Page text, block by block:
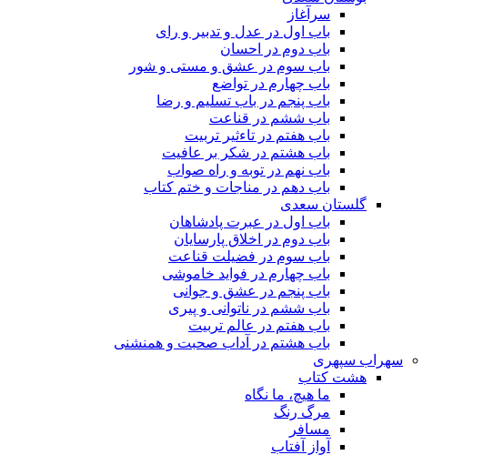
سرآغاز
باب اول در عدل و تدبیر و رای
باب دوم در احسان
باب سوم در عشق و مستی و شور
باب چهارم در تواضع
باب پنجم در باب تسلیم و رضا
باب ششم در قناعت
باب هفتم در تاءثیر تربیت
باب هشتم در شکر بر عافیت
باب نهم در توبه و راه صواب
باب دهم در مناجات و ختم کتاب
گلستان سعدی
باب اول در عبرت پادشاهان
باب دوم در اخلاق پارسایان
باب سوم در فضیلت قناعت
باب چهارم در فواید خاموشى
باب پنجم در عشق و جوانى
باب ششم در ناتوانى و پیرى
باب هفتم در عالم تربیت
باب هشتم در آداب صحبت و همنشنى
سهراب سپهری
هشت کتاب
ما هیچ، ما نگاه
مرگ رنگ
مسافر
آواز آفتاب